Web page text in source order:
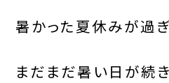
暑かった夏休みが過ぎ
まだまだ暑い日が続き